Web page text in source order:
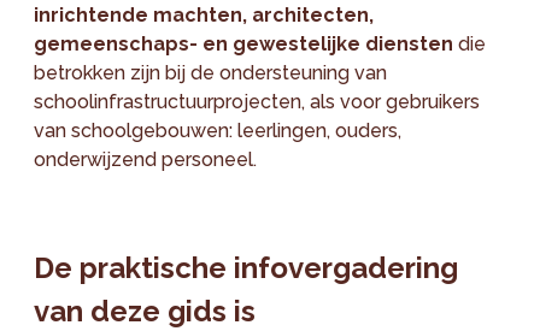
inrichtende machten, architecten,
gemeenschaps- en gewestelijke diensten die
betrokken zijn bij de ondersteuning van
schoolinfrastructuurprojecten, als voor gebruikers
van schoolgebouwen: leerlingen, ouders,
onderwijzend personeel.
De praktische infovergadering
van deze gids is